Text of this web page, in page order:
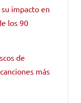
impacto en
los 90
de
más